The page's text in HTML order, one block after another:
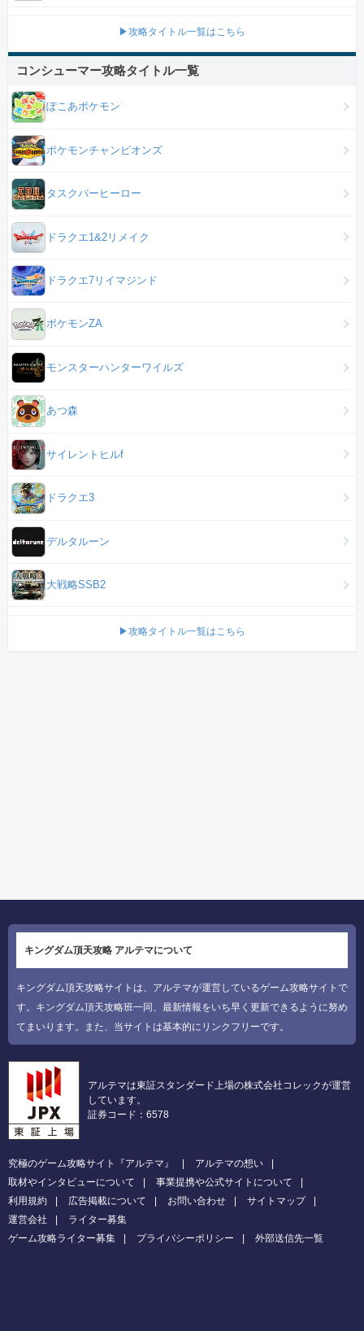
▶攻略タイトル一覧はこちら
コンシューマー攻略タイトル一覧
ぽこあポケモン
ポケモンチャンピオンズ
タスクバーヒーロー
ドラクエ1&2リメイク
ドラクエ7リイマジンド
ポケモンZA
モンスターハンターワイルズ
あつ森
サイレントヒルf
ドラクエ3
デルタルーン
大戦略SSB2
▶攻略タイトル一覧はこちら
キングダム頂天攻略 アルテマについて
キングダム頂天攻略サイトは、アルテマが運営しているゲーム攻略サイトで
す。キングダム頂天攻略班一同、最新情報をいち早く更新できるように努め
てまいります。また、当サイトは基本的にリンクフリーです。
アルテマは東証スタンダード上場の株式会社コレックが運営
しています。
証券コード：6578
究極のゲーム攻略サイト『アルテマ』
アルテマの想い
取材やインタビューについて
事業提携や公式サイトについて
利用規約
広告掲載について お問い合わせ
サイトマップ
運営会社
ライター募集
ゲーム攻略ライター募集
プライバシーポリシー 外部送信先一覧